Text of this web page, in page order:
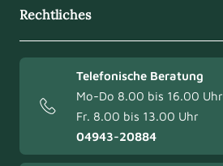
Rechtliches
Telefonische Beratung
Mo-Do 8.00 bis 16.00 Uhr
Fr. 8.00 bis 13.00 Uhr
04943-20884